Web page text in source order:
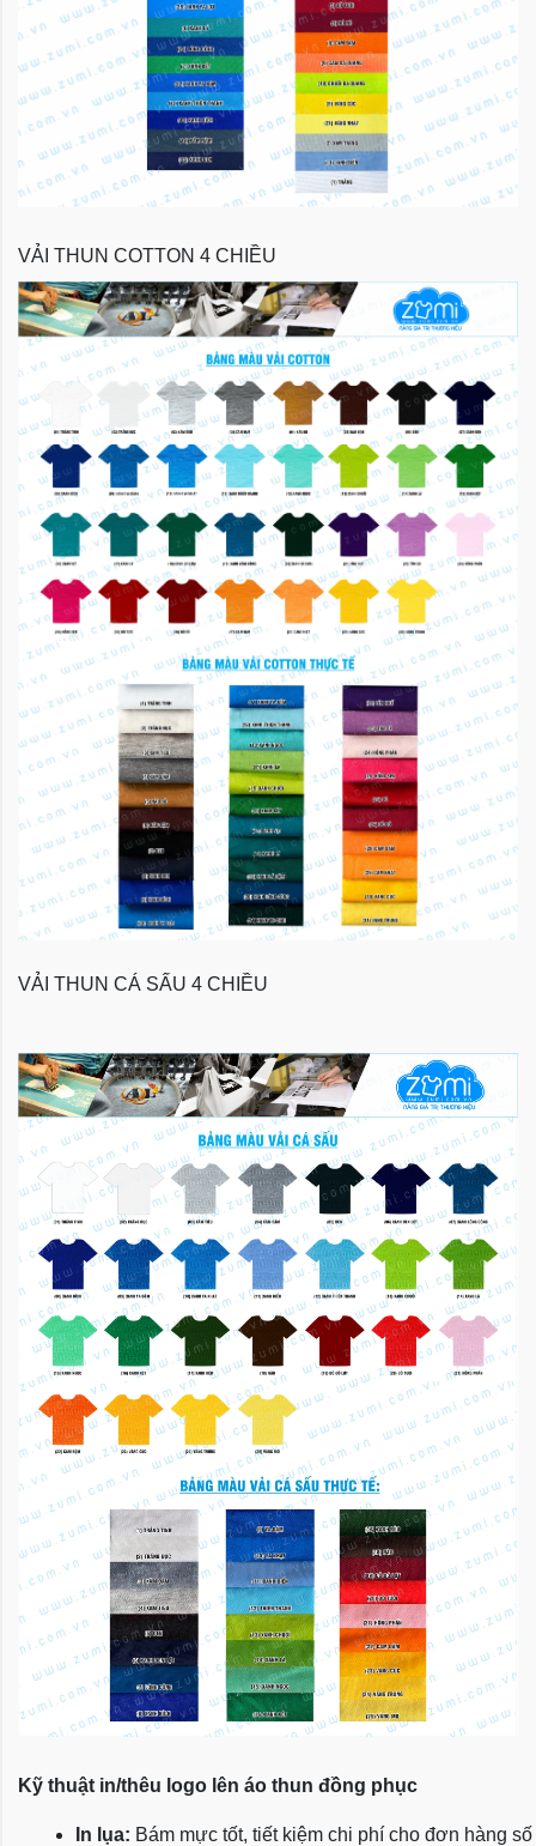
VẢI THUN COTTON 4 CHIỀU
VẢI THUN CÁ SẤU 4 CHIỀU
Kỹ thuật in/thêu logo lên áo thun đồng phục
In lụa: Bám mực tốt, tiết kiệm chi phí cho đơn hàng